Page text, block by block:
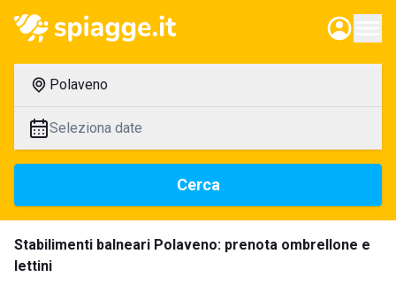
Polaveno
Seleziona date
Cerca
Stabilimenti balneari Polaveno: prenota ombrellone e
lettini